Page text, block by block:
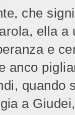
che
ella a
e
anco
quando
a